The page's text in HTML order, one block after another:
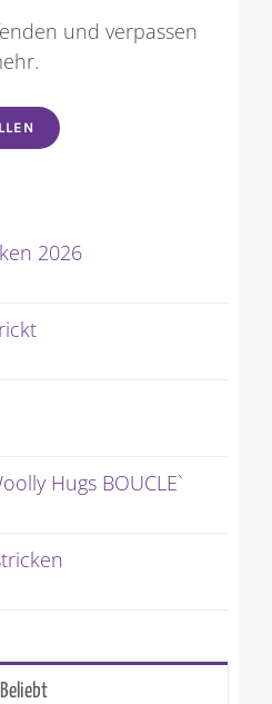
und verpassen
2026
Hugs BOUCLE`
Beliebt